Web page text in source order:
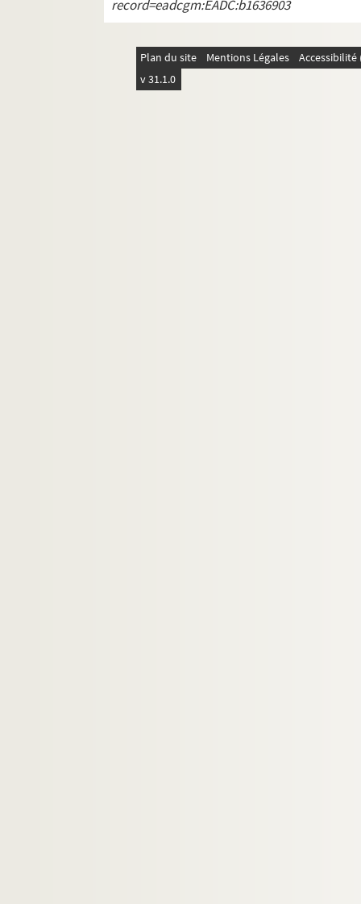
Publications en série
Documentation à propos de la langue et de
record=eadcgm:EADC:b1636903
Plan du site Mentions Légales
v 31.1.0